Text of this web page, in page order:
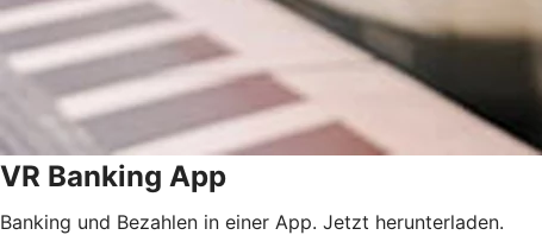
VR Banking App
Banking und Bezahlen in einer App. Jetzt herunterladen.